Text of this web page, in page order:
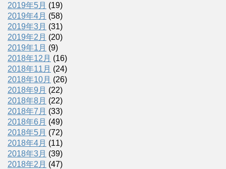
2019年5月 (19)
2019年4月 (58)
2019年3月 (31)
2019年2月 (20)
2019年1月 (9)
2018年12月 (16)
2018年11月 (24)
2018年10月 (26)
2018年9月 (22)
2018年8月 (22)
2018年7月 (33)
2018年6月 (49)
2018年5月 (72)
2018年4月 (11)
2018年3月 (39)
2018年2月 (47)